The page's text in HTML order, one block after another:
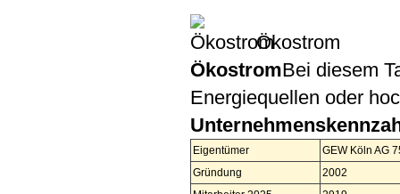
Ökostrom
ÖkostromBei diesem
Energiequellen oder
Eigentümer
GEW Köln AG
Gründung
2002